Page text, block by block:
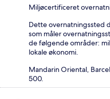
Miljøcertificeret
Dette overnatningssted
som måler
de følgende områder:
lokale økonomi.
Mandarin Oriental,
500.